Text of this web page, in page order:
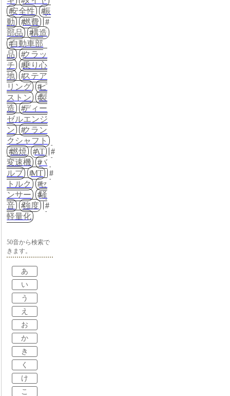
安全性
振
動
燃費
部品
構造
自動車部
品
クラッ
チ
乗り心
地
ステア
リング
ピ
ストン
製
造
ディー
ゼルエンジ
ン
クラン
クシャフト
燃焼
AT
変速機
バ
ルブ
MT
トルク
セ
ンサー
騒
音
強度
軽量化
50音から検索で
きます。
あ
い
う
え
お
か
き
く
け
こ